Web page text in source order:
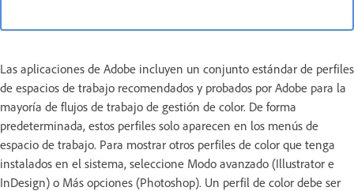
Las aplicaciones de Adobe incluyen un conjunto estándar de perfiles
de espacios de trabajo recomendados y probados por Adobe para la
mayoría de flujos de trabajo de gestión de color. De forma
predeterminada, estos perfiles solo aparecen en los menús de
espacio de trabajo. Para mostrar otros perfiles de color que tenga
instalados en el sistema, seleccione Modo avanzado (Illustrator e
InDesign) o Más opciones (Photoshop). Un perfil de color debe ser